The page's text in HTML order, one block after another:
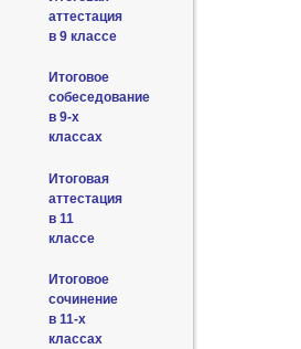
аттестация
в 9 классе
Итоговое
собеседование
в 9-х
классах
Итоговая
аттестация
в 11
классе
Итоговое
сочинение
в 11-х
классах